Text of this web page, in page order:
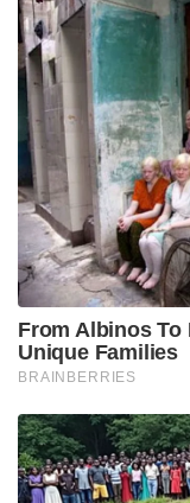
From Albinos
Unique Families
BRAINBERRIES